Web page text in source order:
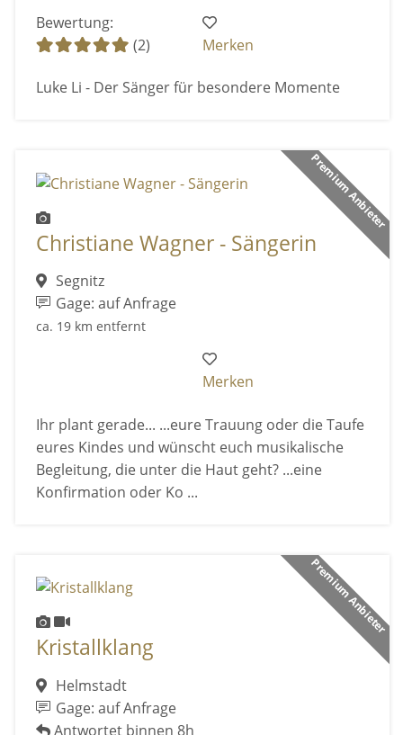
Bewertung:
(2)
Merken
Luke Li - Der Sänger für besondere Momente
Premium Anbieter
Christiane Wagner - Sängerin
Segnitz
Gage: auf Anfrage
ca. 19 km entfernt
Merken
Ihr plant gerade... ...eure Trauung oder die Taufe
eures Kindes und wünscht euch musikalische
Begleitung, die unter die Haut geht? ...eine
Konfirmation oder Ko ...
Premium Anbieter
Kristallklang
Helmstadt
Gage: auf Anfrage
Antwortet binnen 8h